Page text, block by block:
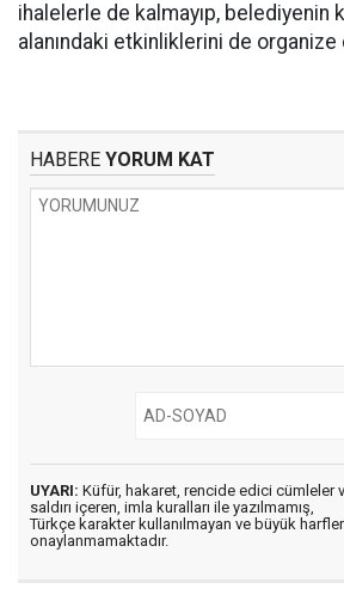
ihalelerle de kalmayıp, belediyenin
alanındaki etkinliklerini de organize
HABERE YORUM KAT
UYARI: Küfür, hakaret, rencide edici cümleler
saldırı içeren, imla kuralları ile yazılmamış,
Türkçe karakter kullanılmayan ve büyük
onaylanmamaktadır.